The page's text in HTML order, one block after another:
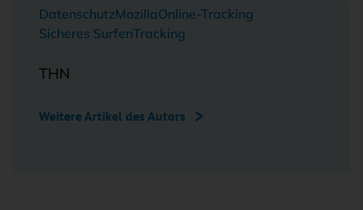
DatenschutzMozillaOnline-Tracking
Sicheres SurfenTracking
THN
Weitere Artikel des Autors